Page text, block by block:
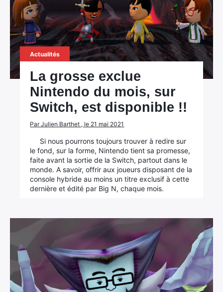
Actualités
La grosse exclue
Nintendo du mois, sur
Switch, est disponible !!
Par Julien Barthet , le 21 mai 2021
Si nous pourrons toujours trouver à redire sur
le fond, sur la forme, Nintendo tient sa promesse,
faite avant la sortie de la Switch, partout dans le
monde. A savoir, offrir aux joueurs disposant de la
console hybride au moins un titre exclusif à cette
dernière et édité par Big N, chaque mois.